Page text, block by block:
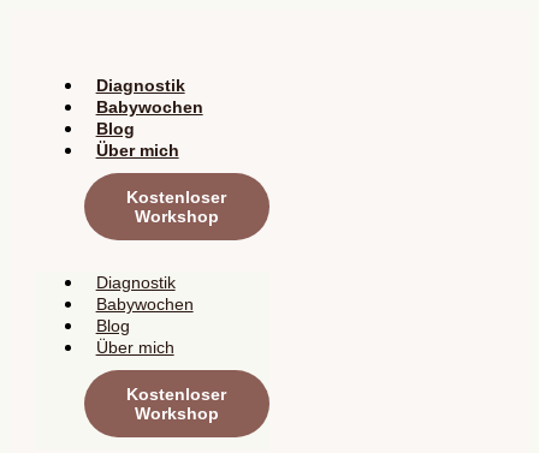
Diagnostik
Babywochen
Blog
Über mich
Kostenloser
Workshop
Diagnostik
Babywochen
Blog
Über mich
Kostenloser
Workshop